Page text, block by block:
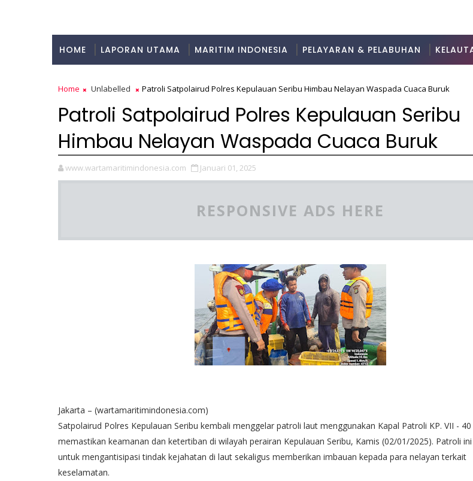
HOME LAPORAN UTAMA MARITIM INDONESIA PELAYARAN & PELABUHAN
Home Unlabelled Patroli Satpolairud Polres Kepulauan Seribu Himbau Nelayan Waspada Cuaca Buruk
Patroli Satpolairud Polres Kepulauan Seribu
Himbau Nelayan Waspada Cuaca Buruk
www.wartamaritimindonesia.com Januari 01, 2025
RESPONSIVE ADS HERE
Jakarta – (wartamaritimindonesia.com)
Satpolairud Polres Kepulauan Seribu kembali menggelar patroli laut menggunakan Kapal Patroli KP. VII -
memastikan keamanan dan ketertiban di wilayah perairan Kepulauan Seribu, Kamis (02/01/2025). Patroli
untuk mengantisipasi tindak kejahatan di laut sekaligus memberikan imbauan kepada para nelayan terkait
keselamatan.